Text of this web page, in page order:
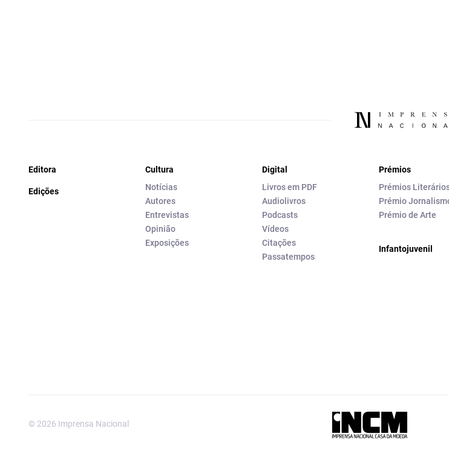
Editora
Edições
Cultura
Notícias
Autores
Entrevistas
Opinião
Exposições
Digital
Livros em PDF
Audiolivros
Podcasts
Vídeos
Citações
Passatempos
Prémios
Prémios
Prémio
Prémio de Arte
Infantojuvenil
© 2026 Imprensa Nacional